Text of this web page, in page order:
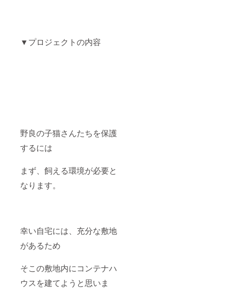
▼プロジェクトの内容
野良の子猫さんたちを保護
するには
まず、飼える環境が必要と
なります。
幸い自宅には、充分な敷地
があるため
そこの敷地内にコンテナハ
ウスを建てようと思いま